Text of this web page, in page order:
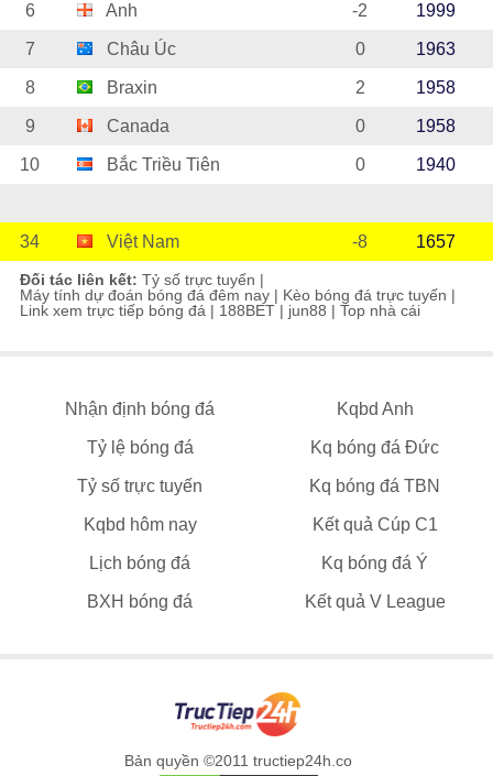
6 Anh -2 1999
7 Châu Úc 0 1963
8 Braxin 2 1958
9 Canada 0 1958
10 Bắc Triều Tiên 0 1940
34 Việt Nam -8 1657
Đối tác liên kết: Tỷ số trực tuyến |
Máy tính dự đoán bóng đá đêm nay | Kèo bóng đá trực tuyến |
Link xem trực tiếp bóng đá | 188BET | jun88 | Top nhà cái
Nhận định bóng đá Kqbd Anh
Tỷ lệ bóng đá Kq bóng đá Đức
Tỷ số trực tuyến Kq bóng đá TBN
Kqbd hôm nay Kết quả Cúp C1
Lịch bóng đá Kq bóng đá Ý
BXH bóng đá Kết quả V League
Bản quyền ©2011 tructiep24h.co